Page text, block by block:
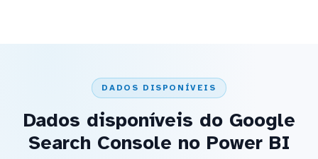
DADOS DISPONÍVEIS
Dados disponíveis do Google
Search Console no Power BI